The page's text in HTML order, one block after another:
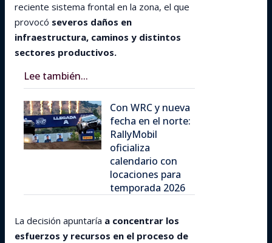
reciente sistema frontal en la zona, el que
provocó severos daños en
infraestructura, caminos y distintos
sectores productivos.
Lee también...
Con WRC y nueva
fecha en el norte:
RallyMobil
oficializa
calendario con
locaciones para
temporada 2026
La decisión apuntaría a concentrar los
esfuerzos y recursos en el proceso de